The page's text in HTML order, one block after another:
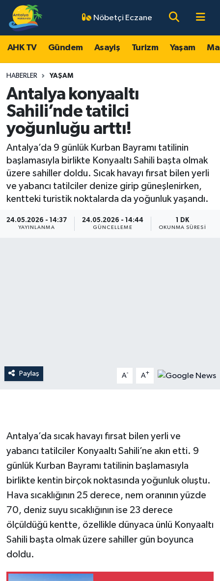
Nöbetçi Eczane
AHK TV Gündem Asayiş Turizm Yaşam
HABERLER YAŞAM
Antalya konyaaltı
Sahili’nde tatilci
yoğunluğu arttı!
Antalya’da 9 günlük Kurban Bayramı tatilinin
başlamasıyla birlikte Konyaaltı Sahili başta olmak
üzere sahiller doldu. Sıcak havayı fırsat bilen yerli
ve yabancı tatilciler denize girip güneşlenirken,
kentteki turistik noktalarda da yoğunluk yaşandı.
24.05.2026 - 14:37
YAYINLANMA
24.05.2026 - 14:44
GÜNCELLEME
1 DK
OKUNMA SÜRESI
Paylaş A- A+
Antalya’da sıcak havayı fırsat bilen yerli ve
yabancı tatilciler Konyaaltı Sahili’ne akın etti. 9
günlük Kurban Bayramı tatilinin başlamasıyla
birlikte kentin birçok noktasında yoğunluk oluştu.
Hava sıcaklığının 25 derece, nem oranının yüzde
70, deniz suyu sıcaklığının ise 23 derece
ölçüldüğü kentte, özellikle dünyaca ünlü Konyaaltı
Sahili başta olmak üzere sahiller gün boyunca
doldu.
AHK TV
Gündem
Asayiş
Turizm
Yaşam
Magazin
Ekonomi
Antalya Nöbetçi Eczaneler
Antalya Hava Durumu
Antalya Namaz Vakitleri
Antalya Trafik Yoğunluk Haritası
Süper Lig Puan Durumu ve Fikstür
Tüm Manşetler
Son Dakika Haberleri